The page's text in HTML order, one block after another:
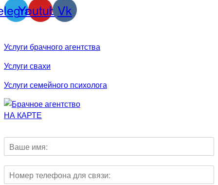
YoutubeVk
Услуги брачного агентства
Услуги свахи
Услуги семейного психолога
НА КАРТЕ